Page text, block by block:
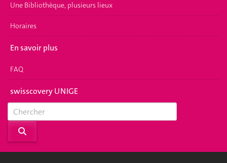
Une Bibliothèque, plusieurs lieux
Horaires
En savoir plus
FAQ
swisscovery UNIGE